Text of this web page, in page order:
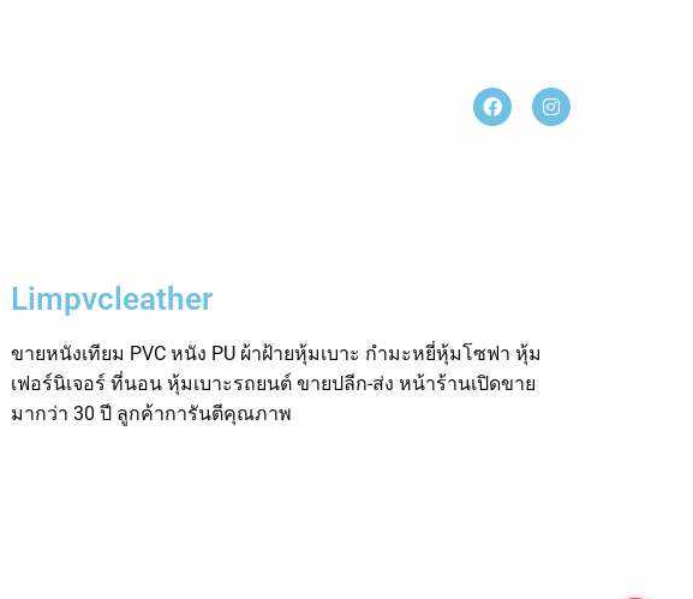
Limpvcleather
ขายหนังเทียม PVC หนัง PU ผ้าฝ้ายหุ้มเบาะ กำมะหยี่หุ้มโซฟา หุ้ม
เฟอร์นิเจอร์ ที่นอน หุ้มเบาะรถยนต์ ขายปลีก-ส่ง หน้าร้านเปิดขาย
มากว่า 30 ปี ลูกค้าการันตีคุณภาพ